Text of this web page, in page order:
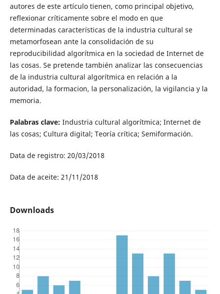
autores de este artículo tienen, como principal objetivo,
reflexionar críticamente sobre el modo en que
determinadas características de la industria cultural se
metamorfosean ante la consolidación de su
reproducibilidad algorítmica en la sociedad de Internet de
las cosas. Se pretende también analizar las consecuencias
de la industria cultural algorítmica en relación a la
autoridad, la formacion, la personalización, la vigilancia y la
memoria.
Palabras clave: Industria cultural algorítmica; Internet de
las cosas; Cultura digital; Teoría crítica; Semiformación.
Data de registro: 20/03/2018
Data de aceite: 21/11/2018
Downloads